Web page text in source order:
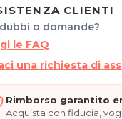
CLIENTI
o domande?
le FAQ
una richiesta di
Rimborso garantito
Acquista con fiducia,